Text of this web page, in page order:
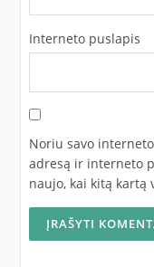
Interneto puslapis
Noriu savo
adresą ir interneto
naujo, kai kitą kartą